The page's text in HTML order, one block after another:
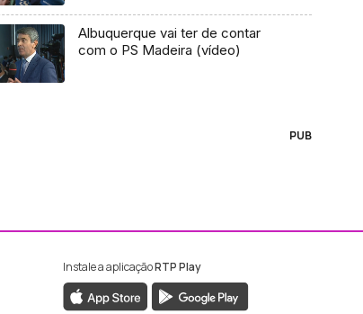
Albuquerque vai ter de contar
com o PS Madeira (vídeo)
PUB
da RTP Madeira
da RTP Madeira
Instale a aplicaçãoRTP Play